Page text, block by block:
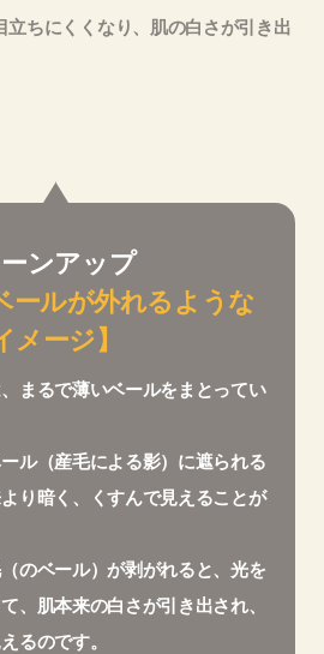
立ちにくくなり、肌の白さが引き出
ーンアップ
ールが外れるような
メージ】
まるで薄いベールをまとってい
ル（産毛による影）に遮られる
り暗く、くすんで見えることが
のベール）が剥がれると、光を
、肌本来の白さが引き出され、
るのです。